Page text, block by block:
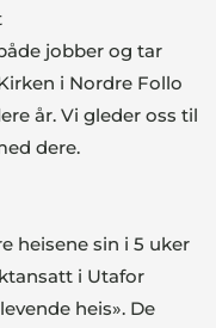
jobber og tar
i Nordre Follo
år. Vi gleder oss til
dere.
heisene sin i 5 uker
i Utafor
heis». De